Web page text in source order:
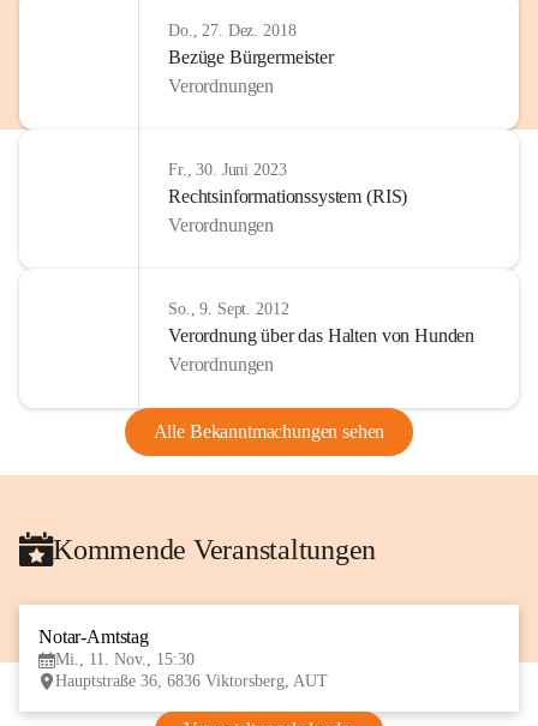
Do., 27. Dez. 2018
Bezüge Bürgermeister
Verordnungen
Fr., 30. Juni 2023
Rechtsinformationssystem (RIS)
Verordnungen
So., 9. Sept. 2012
Verordnung über das Halten von Hunden
Verordnungen
Alle Bekanntmachungen sehen
Kommende Veranstaltungen
Notar-Amtstag
Mi., 11. Nov., 15:30
Hauptstraße 36, 6836 Viktorsberg, AUT